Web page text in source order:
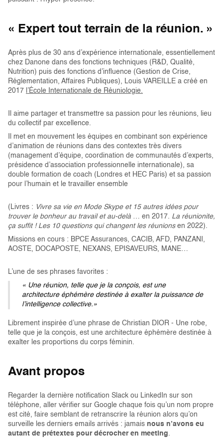
« Expert tout terrain de la réunion. »
Après plus de 30 ans d’expérience internationale, essentiellement
chez Danone dans des fonctions techniques (R&D, Qualité,
Nutrition) puis des fonctions d’influence (Gestion de Crise,
Réglementation, Affaires Publiques), Louis VAREILLE a créé en
2017
l’École Internationale de Réuniologie.
Il aime partager et transmettre sa passion pour les réunions, lieu
du collectif par excellence.
Il met en mouvement les équipes en combinant son expérience
d’animation de réunions dans des contextes très divers
(management d’équipe, coordination de communautés d’experts,
présidence d’association professionnelle internationale), sa
double formation de coach (Londres et HEC Paris) et sa passion
pour l’humain et le travailler ensemble
(Livres : Vivre sa vie en Mode Skype et 15 autres idées pour
trouver le bonheur au travail et au-delà … en 2017. La réunionite,
ça suffit ! Les 10 questions qui changent les réunionsen 2022).
Missions en cours : BPCE Assurances, CACIB, AFD, PANZANI,
AOSTE, DOCAPOSTE, NEXANS, EPISAVEURS, MANE…
L’une de ses phrases favorites :
« Une réunion, telle que je la conçois, est une
architecture éphémère destinée à exalter la puissance de
l’intelligence collective.»
Librement inspirée d’une phrase de Christian DIOR - Une robe,
telle que je la conçois, est une architecture éphémère destinée à
exalter les proportions du corps féminin.
Avant propos
Regarder la dernière notification Slack ou LinkedIn sur son
téléphone, aller vérifier sur Google chaque fois qu’un nom propre
est cité, faire semblant de retranscrire la réunion alors qu’on
surveille les derniers emails arrivés : jamais nous n’avons eu
autant de prétextes pour décrocher en meeting.